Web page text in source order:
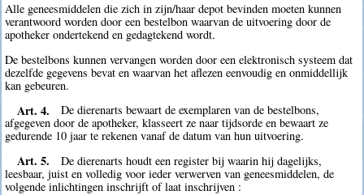
Alle geneesmiddelen die zich in zijn/haar depot bevinden moeten kunnen
verantwoord worden door een bestelbon waarvan de uitvoering door de
apotheker ondertekend en gedagtekend wordt.
De bestelbons kunnen vervangen worden door een elektronisch systeem dat
dezelfde gegevens bevat en waarvan het aflezen eenvoudig en onmiddellijk
kan gebeuren.
Art. 4.
De dierenarts bewaart de exemplaren van de bestelbons,
afgegeven door de apotheker, klasseert ze naar tijdsorde en bewaart ze
gedurende 10 jaar te rekenen vanaf de datum van hun uitvoering.
Art. 5.
De dierenarts houdt een register bij waarin hij dagelijks,
leesbaar, juist en volledig voor ieder verwerven van geneesmiddelen, de
volgende inlichtingen inschrijft of laat inschrijven :